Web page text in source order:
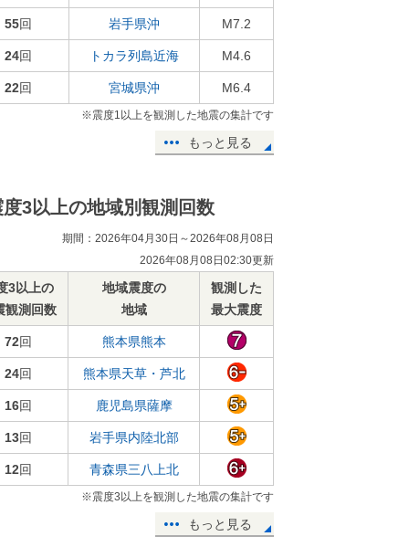
55回 岩手県沖 M7.2
24回 トカラ列島近海 M4.6
22回 宮城県沖 M6.4
※震度1以上を観測した地震の集計です
もっと見る
度3以上の地域別観測回数
期間：2026年04月30日～2026年08月08日
2026年08月08日02:30更新
3以上の
観測回数
地域震度の
地域
観測した
最大震度
72回 熊本県熊本
24回 熊本県天草・芦北
16回 鹿児島県薩摩
13回 岩手県内陸北部
12回 青森県三八上北
※震度3以上を観測した地震の集計です
もっと見る